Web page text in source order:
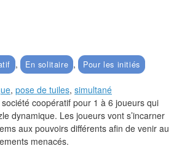
, En solitaire , Pour les initiés
, pose de tuiles, simultané
coopératif pour 1 à 6 joueurs qui
dynamique. Les joueurs vont s’incarner
aux pouvoirs différents afin de venir au
menacés.